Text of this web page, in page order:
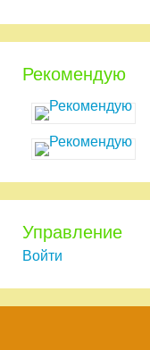
Рекомендую
Управление
Войти